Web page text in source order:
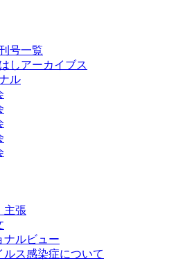
号一覧
しアーカイブス
ル
主張
ナルビュー
ルス感染症について